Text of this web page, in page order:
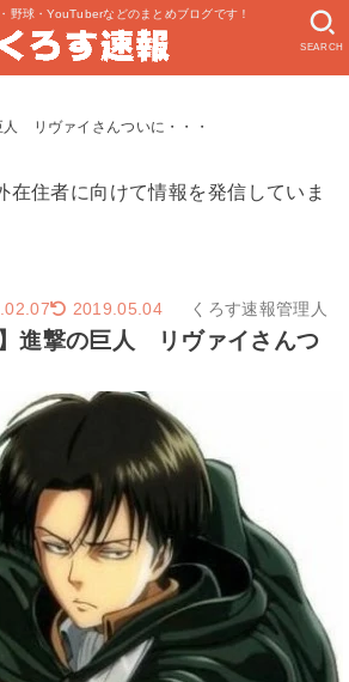
野球・YouTuberなどのまとめブログです！
SEARCH
人 リヴァイさんついに・・・
住者に向けて情報を発信していま
2019.05.04 くろす速報管理人
】進撃の巨人 リヴァイさんつ